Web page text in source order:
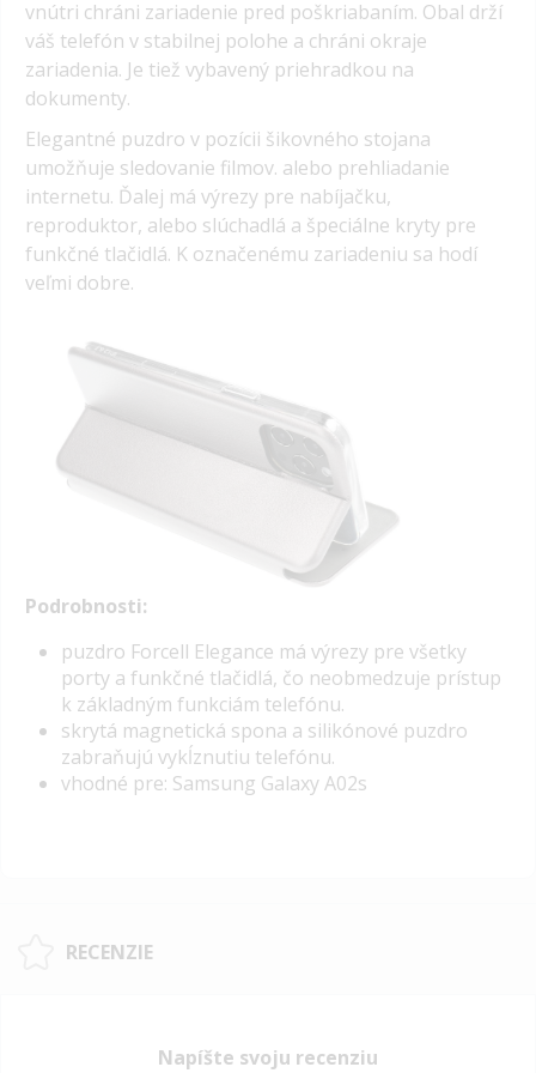
vnútri chráni zariadenie pred poškriabaním. Obal drží
váš telefón v stabilnej polohe a chráni okraje
zariadenia. Je tiež vybavený priehradkou na
dokumenty.
Elegantné puzdro v pozícii šikovného stojana
umožňuje sledovanie filmov. alebo prehliadanie
internetu. Ďalej má výrezy pre nabíjačku,
reproduktor, alebo slúchadlá a špeciálne kryty pre
funkčné tlačidlá. K označenému zariadeniu sa hodí
veľmi dobre.
Podrobnosti:
puzdro Forcell Elegance má výrezy pre všetky
porty a funkčné tlačidlá, čo neobmedzuje prístup
k základným funkciám telefónu.
skrytá magnetická spona a silikónové puzdro
zabraňujú vykĺznutiu telefónu.
vhodné pre: Samsung Galaxy A02s
RECENZIE
Napíšte svoju recenziu